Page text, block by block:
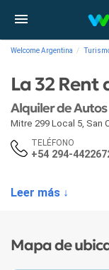
Welcome Argentina
La 32 Rent
Alquiler de Autos
Mitre 299 Local 5, San
TELÉFONO
+54 294-
Leer más ↓
Mapa de